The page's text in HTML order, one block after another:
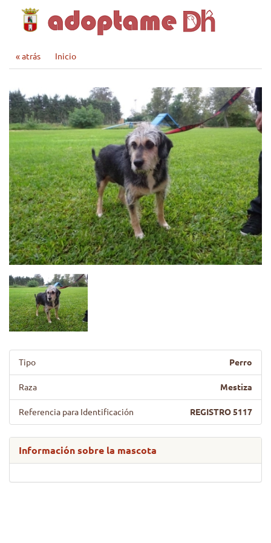
« atrás Inicio
Tipo Perro
Raza Mestiza
Referencia para Identificación REGISTRO 5117
Información sobre la mascota